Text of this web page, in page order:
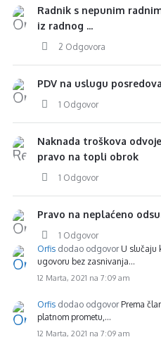
Radnik s nepunim
iz radnog ...
2 Odgovora
PDV na uslugu
1 Odgovor
Naknada troškova
pravo na topli obrok
1 Odgovor
Pravo na neplaćeno
1 Odgovor
Orfis dodao odgovor U slučaju
ugovoru bez zasnivanja…
12 Marta, 2021 na 7:09 am
Orfis dodao odgovor Prema
platnom prometu,…
12 Marta, 2021 na 7:09 am